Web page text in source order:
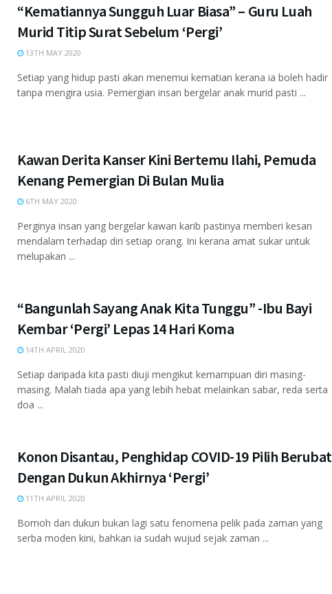
“Kematiannya Sungguh Luar Biasa” – Guru Luah
Murid Titip Surat Sebelum ‘Pergi’
13TH MAY 2020
Setiap yang hidup pasti akan menemui kematian kerana ia boleh hadir
tanpa mengira usia. Pemergian insan bergelar anak murid pasti ...
Kawan Derita Kanser Kini Bertemu Ilahi, Pemuda
Kenang Pemergian Di Bulan Mulia
6TH MAY 2020
Perginya insan yang bergelar kawan karib pastinya memberi kesan
mendalam terhadap diri setiap orang. Ini kerana amat sukar untuk
melupakan ...
“Bangunlah Sayang Anak Kita Tunggu” -Ibu Bayi
Kembar ‘Pergi’ Lepas 14 Hari Koma
14TH APRIL 2020
Setiap daripada kita pasti diuji mengikut kemampuan diri masing-
masing. Malah tiada apa yang lebih hebat melainkan sabar, reda serta
doa ...
Konon Disantau, Penghidap COVID-19 Pilih Berubat
Dengan Dukun Akhirnya ‘Pergi’
11TH APRIL 2020
Bomoh dan dukun bukan lagi satu fenomena pelik pada zaman yang
serba moden kini, bahkan ia sudah wujud sejak zaman ...